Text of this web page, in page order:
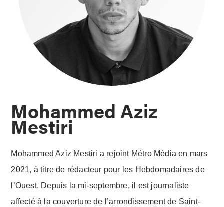
Mohammed Aziz
Mestiri
Mohammed Aziz Mestiri a rejoint Métro Média en mars
2021, à titre de rédacteur pour les Hebdomadaires de
l’Ouest. Depuis la mi-septembre, il est journaliste
affecté à la couverture de l’arrondissement de Saint-